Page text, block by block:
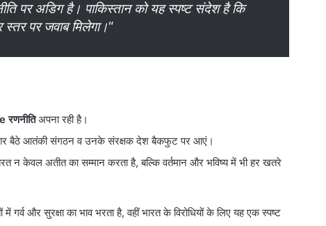
पर अडिग है। पाकिस्तान को यह स्पष्ट संदेश है कि
पर जवाब मिलेगा।“
रणनीतिअपना रही है।
बैठे आतंकी संगठन व उनके संरक्षक देश बैकफुट पर आएं।
न केवल अतीत का सम्मान करता है, बल्कि वर्तमान और भविष्य में भी हर खतरे
और सुरक्षा का भाव भरता है, वहीं भारत के विरोधियों के लिए यह एक स्पष्ट